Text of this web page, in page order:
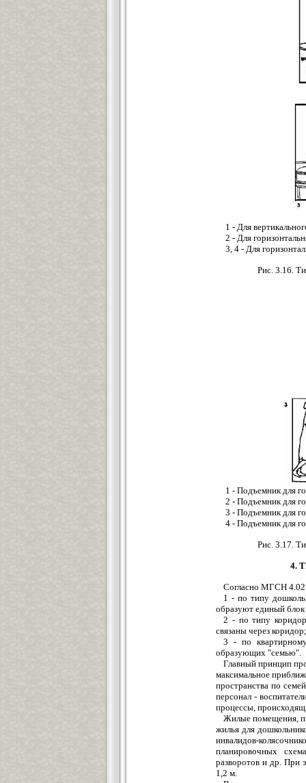
1 - Для
2 - Для
3, 4 - Для
Рис. 3.16.
1 - Подъемник для
2 - Подъемник для
3 - Подъемник для
4 - Подъемник для
Рис. 3.17.
4.
Согласно МГСН
1 - по типу
образуют единый
2 - по типу
связаны через коридор;
3 - по
образующих "семью".
Главный принцип
максимальное
пространства по
персонал -
процессы,
Жилые помещения,
жилья для
инвалидов-
планировочных
разворотов и др. При
1,2 м.